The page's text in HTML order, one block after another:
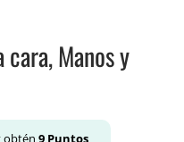
cara, Manos y
obtén 9Puntos